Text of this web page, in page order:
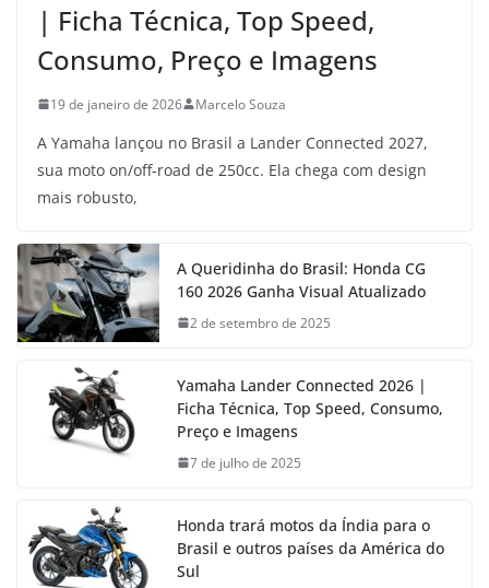
| Ficha Técnica, Top Speed,
Consumo, Preço e Imagens
19 de janeiro de 2026 Marcelo Souza
A Yamaha lançou no Brasil a Lander Connected 2027,
sua moto on/off-road de 250cc. Ela chega com design
mais robusto,
A Queridinha do Brasil: Honda CG
160 2026 Ganha Visual Atualizado
2 de setembro de 2025
Yamaha Lander Connected 2026 |
Ficha Técnica, Top Speed, Consumo,
Preço e Imagens
7 de julho de 2025
Honda trará motos da Índia para o
Brasil e outros países da América do
Sul